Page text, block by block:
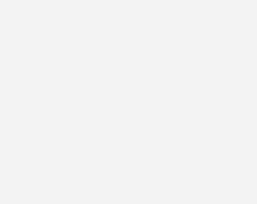
Schwerpunkt liegt auf der